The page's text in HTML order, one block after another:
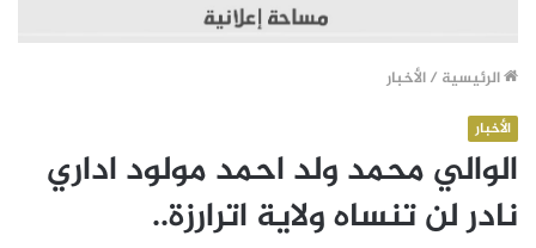
الرئيسية /الأخبار
الأخبار
الوالي محمد ولد احمد مولود اداري
نادر لن تنساه ولاية اترارزة..